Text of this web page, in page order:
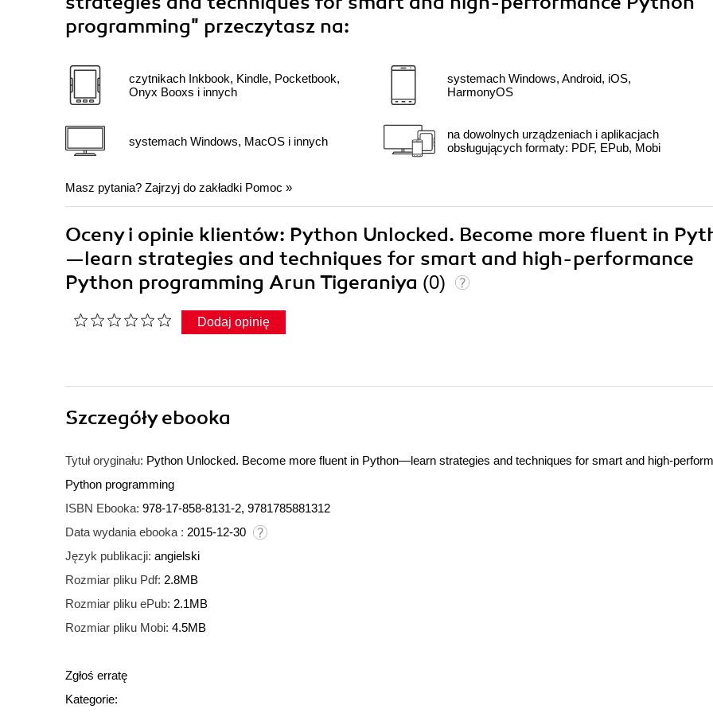
programming" przeczytasz na:
czytnikach Inkbook, Kindle, Pocketbook,
Onyx Booxs i innych
systemach Windows, MacOS i innych
systemach Windows, Android, iOS,
HarmonyOS
na dowolnych urządzeniach i aplikacjach
obsługujących formaty: PDF, EPub, Mobi
Masz pytania? Zajrzyj do zakładki Pomoc »
Oceny i opinie klientów: Python Unlocked. Become more fluent in
—learn strategies and techniques for smart and high-performance
Python programming Arun Tigeraniya (0)
Dodaj opinię
Szczegółyebooka
Tytuł oryginału: Python Unlocked. Become more fluent in Python—learn strategies and techniques for smart and high-
Python programming
ISBN Ebooka: 978-17-858-8131-2, 9781785881312
Data wydania ebooka : 2015-12-30
Język publikacji: angielski
Rozmiar pliku Pdf: 2.8MB
Rozmiar pliku ePub: 2.1MB
Rozmiar pliku Mobi: 4.5MB
Zgłoś erratę
Kategorie: